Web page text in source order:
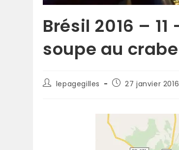
Brésil 2016 –
soupe au
lepagegilles 27 janvier 2016